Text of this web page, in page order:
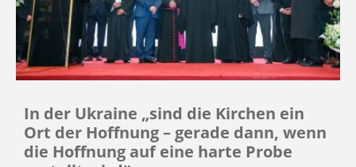
In der Ukraine „sind die Kirchen ein
Ort der Hoffnung – gerade dann, wenn
die Hoffnung auf eine harte Probe